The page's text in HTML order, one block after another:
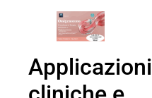
Applicazioni